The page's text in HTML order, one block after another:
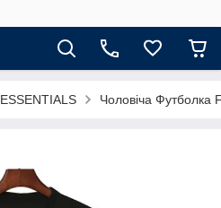
ESSENTIALS Чоловіча Футболка